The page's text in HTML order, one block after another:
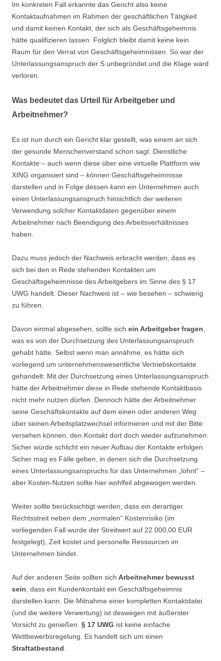
Im konkreten Fall erkannte das Gericht also keine
Kontaktaufnahmen im Rahmen der geschäftlichen Tätigkeit
und damit keinen Kontakt, der sich als Geschäftsgeheimnis
hätte qualifizieren lassen. Folglich bleibt damit keine kein
Raum für den Verrat von Geschäftsgeheimnissen. So war der
Unterlassungsanspruch der S unbegründet und die Klage ward
verloren.
Was bedeutet das Urteil für Arbeitgeber und
Arbeitnehmer?
Es ist nun durch ein Gericht klar gestellt, was einem an sich
der gesunde Menschenverstand schon sagt: Dienstliche
Kontakte – auch wenn diese über eine virtuelle Plattform wie
XING organisiert sind – können Geschäftsgeheimnisse
darstellen und in Folge dessen kann ein Unternehmen auch
einen Unterlassungsanspruch hinsichtlich der weiteren
Verwendung solcher Kontaktdaten gegenüber einem
Arbeitnehmer nach Beendigung des Arbeitsverhältnisses
haben.
Dazu muss jedoch der Nachweis erbracht werden, dass es
sich bei den in Rede stehenden Kontakten um
Geschäftsgeheimnisse des Arbeitgebers im Sinne des § 17
UWG handelt. Dieser Nachweis ist – wie besehen – schwierig
zu führen.
Davon einmal abgesehen, sollte sich ein Arbeitgeber fragen
was es von der Durchsetzung des Unterlassungsanspruch
gehabt hätte. Selbst wenn man annähme, es hätte sich
vorliegend um unternehmenswesentliche Vertriebskontakte
gehandelt: Mit der Durchsetzung eines Unterlassungsanspruch
hätte der Arbeitnehmer diese in Rede stehende Kontaktbasis
nicht mehr nutzen dürfen. Dennoch hätte der Arbeitnehmer
seine Geschäftskontakte auf dem einen oder anderen Weg
über seinen Arbeitsplatzwechsel informieren und mit der Bitte
versehen können, den Kontakt dort doch wieder aufzunehmen.
Sicher würde schlicht ein neuer Aufbau der Kontakte erfolgen.
Sicher mag es Fälle geben, in denen sich die Durchsetzung
eines Unterlassungsanspruchs für das Unternehmen „lohnt“ –
aber Kosten-Nutzen sollte hier wohlfeil abgewogen werden.
Weiter sollte berücksichtigt werden, dass ein derartiger
Rechtsstreit neben dem „normalen“ Kostenrisiko (im
vorliegenden Fall wurde der Streitwert auf 22.000,00 EUR
festgelegt), Zeit kostet und personelle Ressourcen im
Unternehmen bindet.
Auf der anderen Seite sollten sich Arbeitnehmer bewusst
sein , dass ein Kundenkontakt ein Geschäftsgeheimnis
darstellen kann. Die Mitnahme einer kompletten Kontaktdatei
(und die weitere Verwertung) ist deswegen mit äußerster
Vorsicht zu genießen. § 17 UWG ist keine einfache
Wettbewerbsregelung. Es handelt sich um einen
Straftatbestand